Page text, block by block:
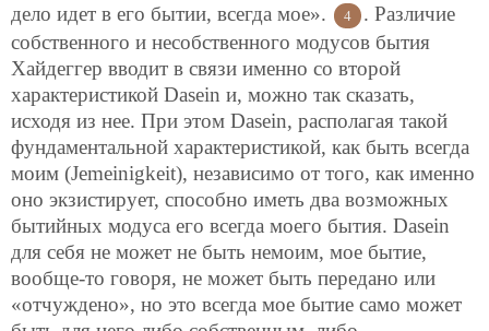
дело идет в его бытии, всегда мое».
4
. Различие
собственного и несобственного модусов бытия
Хайдеггер вводит в связи именно со второй
характеристикой Dasein и, можно так сказать,
исходя из нее. При этом Dasein, располагая такой
фундаментальной характеристикой, как быть всегда
моим (Jemeinigkeit), независимо от того, как именно
оно экзистирует, способно иметь два возможных
бытийных модуса его всегда моего бытия. Dasein
для себя не может не быть немоим, мое бытие,
вообще-то говоря, не может быть передано или
«отчуждено», но это всегда мое бытие само может